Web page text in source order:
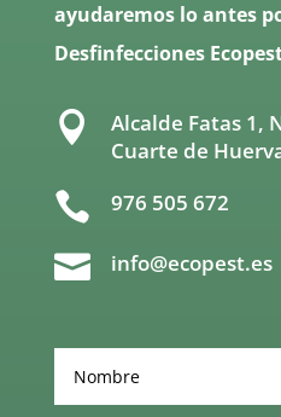
ayudaremos lo antes
Desfinfecciones

Alcalde Fatas 1,
Cuarte de
 976 505 672
 info@ecopest.es